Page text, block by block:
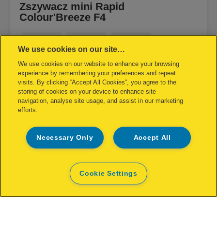
Zszywacz mini Rapid
Colour'Breeze F4
ZOBACZ PRODUKT
GDZIE KUPIĆ
We use cookies on our site…
We use cookies on our website to enhance your browsing
experience by remembering your preferences and repeat
visits. By clicking “Accept All Cookies”, you agree to the
storing of cookies on your device to enhance site
navigation, analyse site usage, and assist in our marketing
efforts.
Accept All
Necessary Only
Cookie Settings